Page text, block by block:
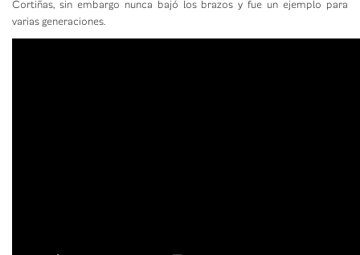
Cortiñas, sin embargo nunca bajó los brazos y fue un ejemplo para
varias generaciones.